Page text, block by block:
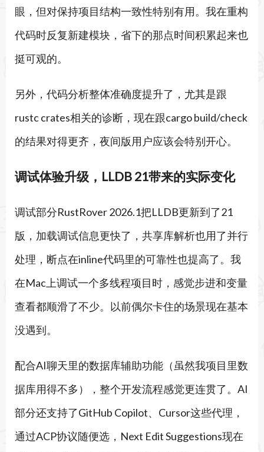
眼，但对保持项目结构一致性特别有用。我在重构
代码时反复新建模块，省下的那点时间积累起来也
挺可观的。
另外，代码分析整体准确度提升了，尤其是跟
rustc crates相关的诊断，现在跟cargo build/check
的结果对得更齐，夜间版用户应该会特别开心。
调试体验升级，LLDB 21带来的实际变化
调试部分RustRover 2026.1把LLDB更新到了21
版，加载调试信息更快了，共享库解析也用了并行
处理，断点在inline代码里的可靠性也提高了。我
在Mac上调试一个多线程项目时，感觉步进和变量
查看都顺滑了不少。以前偶尔卡住的场景现在基本
没遇到。
配合AI聊天里的数据库辅助功能（虽然我项目里数
据库用得不多），整个开发流程感觉更连贯了。AI
部分还支持了GitHub Copilot、Cursor这些代理，
通过ACP协议随便选，Next Edit Suggestions现在